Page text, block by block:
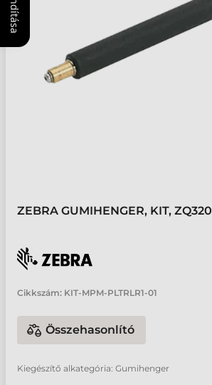
ZEBRA GUMIHENGER, KIT, ZQ320
Cikkszám: KIT-MPM-PLTRLR1-01
Összehasonlító
Kiegészítő alkategória: Gumihenger